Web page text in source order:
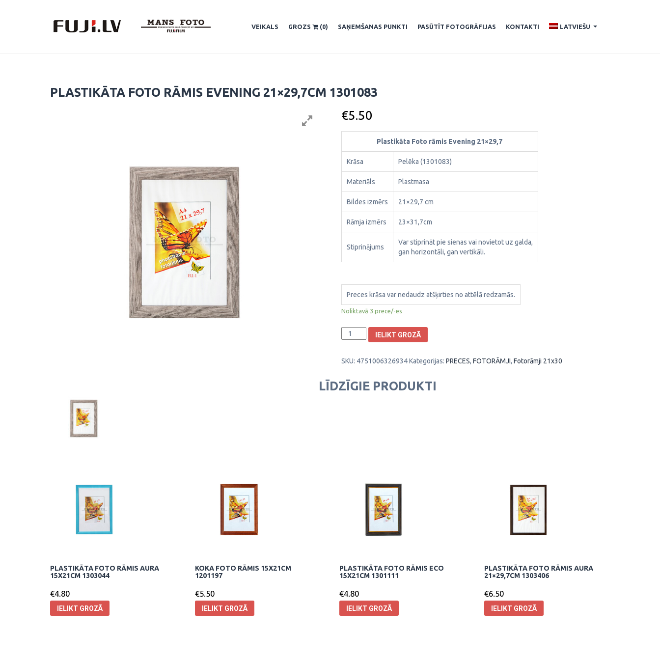
VEIKALS GROZS (0) SAŅEMŠANAS PUNKTI PASŪTĪT FOTOGRĀFIJAS KONTAKTI
LATVIEŠU
PLASTIKĀTA FOTO RĀMIS EVENING 21×29,7CM 1301083
€5.50
Plastikāta Foto rāmis Evening 21×29,7
Krāsa Pelēka (1301083)
Materiāls Plastmasa
Bildes izmērs 21×29,7 cm
Rāmja izmērs 23×31,7cm
Stiprinājums
Var stiprināt pie sienas vai novietot uz galda,
gan horizontāli, gan vertikāli.
Preces krāsa var nedaudz atšķirties no attēlā redzamās.
Noliktavā 3 prece/-es
Plastikāta
Foto
Evening
1301083
daudzums
IELIKT GROZĀ
SKU: 4751006326934Kategorijas: PRECES, FOTORĀMJI, Fotorāmji 21x30
LĪDZĪGIE PRODUKTI
PLASTIKĀTA FOTO RĀMIS AURA
15X21CM 1303044
€4.80
IELIKT GROZĀ
KOKA FOTO RĀMIS 15X21CM
1201197
€5.50
IELIKT GROZĀ
PLASTIKĀTA FOTO RĀMIS ECO
15X21CM 1301111
€4.80
IELIKT GROZĀ
PLASTIKĀTA FOTO RĀMIS AURA
21×29,7CM 1303406
€6.50
IELIKT GROZĀ